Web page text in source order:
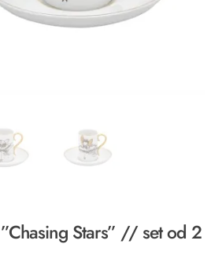
Stars” // set od 2